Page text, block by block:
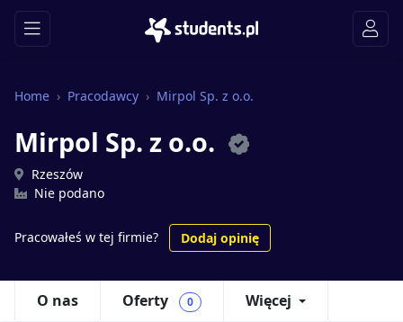
Home Pracodawcy Mirpol Sp. z o.o.
Mirpol Sp. z o.o.
Rzeszów
Nie podano
Pracowałeś w tej firmie? Dodaj opinię
O nas Oferty 0 Więcej